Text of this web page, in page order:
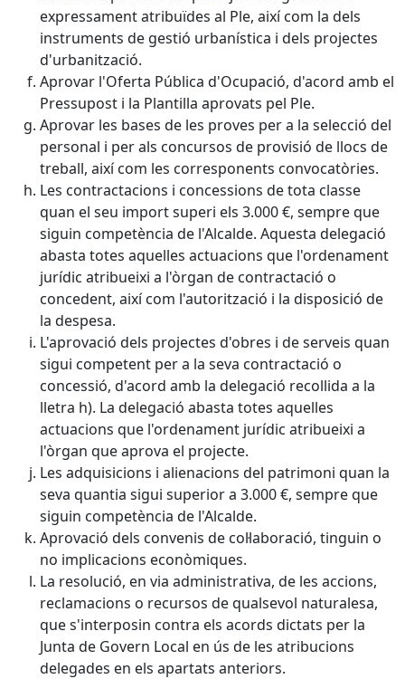
expressament atribuïdes al Ple, així com la dels
instruments de gestió urbanística i dels projectes
d'urbanització.
Aprovar l'Oferta Pública d'Ocupació, d'acord amb el
Pressupost i la Plantilla aprovats pel Ple.
Aprovar les bases de les proves per a la selecció del
personal i per als concursos de provisió de llocs de
treball, així com les corresponents convocatòries.
Les contractacions i concessions de tota classe
quan el seu import superi els 3.000 €, sempre que
siguin competència de l'Alcalde. Aquesta delegació
abasta totes aquelles actuacions que l'ordenament
jurídic atribueixi a l'òrgan de contractació o
concedent, així com l'autorització i la disposició de
la despesa.
L'aprovació dels projectes d'obres i de serveis quan
sigui competent per a la seva contractació o
concessió, d'acord amb la delegació recollida a la
lletra h). La delegació abasta totes aquelles
actuacions que l'ordenament jurídic atribueixi a
l'òrgan que aprova el projecte.
Les adquisicions i alienacions del patrimoni quan la
seva quantia sigui superior a 3.000 €, sempre que
siguin competència de l'Alcalde.
Aprovació dels convenis de col·laboració, tinguin o
no implicacions econòmiques.
La resolució, en via administrativa, de les accions,
reclamacions o recursos de qualsevol naturalesa,
que s'interposin contra els acords dictats per la
Junta de Govern Local en ús de les atribucions
delegades en els apartats anteriors.